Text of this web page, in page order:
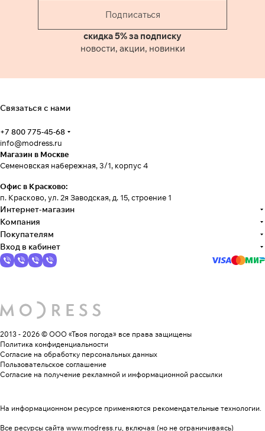
Подписаться
скидка 5% за подписку
новости, акции, новинки
Связаться с нами
+7 800 775-45-68
info@modress.ru
Магазин в Москве
Семеновская набережная, 3/1, корпус 4
Офис в Красково:
п. Красково, ул. 2я Заводская, д. 15, строение 1
Интернет-магазин
Компания
Покупателям
Вход в кабинет
2013 - 2026 © ООО «Твоя погода» все права защищены
Политика конфиденциальности
Согласие на обработку персональных данных
Пользовательское соглашение
Согласие на получение рекламной и информационной рассылки
На информационном ресурсе применяются рекомендательные технологии.
Все ресурсы сайта www.modress.ru, включая (но не ограничиваясь)